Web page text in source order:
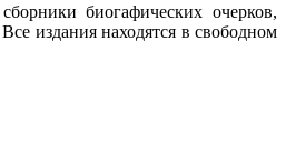
биогафических очерков,
издания находятся в свободном